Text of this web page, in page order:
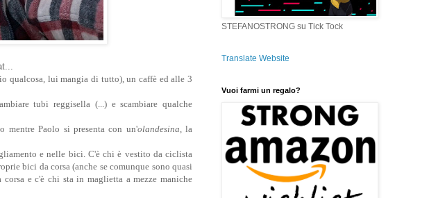
qualcosa, lui mangia di tutto), un caffè ed alle 3
tubi reggisella (...) e scambiare qualche
mentre Paolo si presenta con un'olandesina, la
e nelle bici. C'è chi è vestito da ciclista
bici da corsa (anche se comunque sono quasi
e c'è chi sta in maglietta a mezze maniche
STEFANOSTRONG su Tick Tock
Translate Website
Vuoi farmi un regalo?